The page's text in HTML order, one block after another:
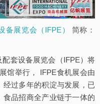
备展览会（IFPE）
简称：
套设备展览会（IFPE）将
馆举行， IFPE食机展会由
过多年的积淀与发展，已
品招商全产业链于一体的